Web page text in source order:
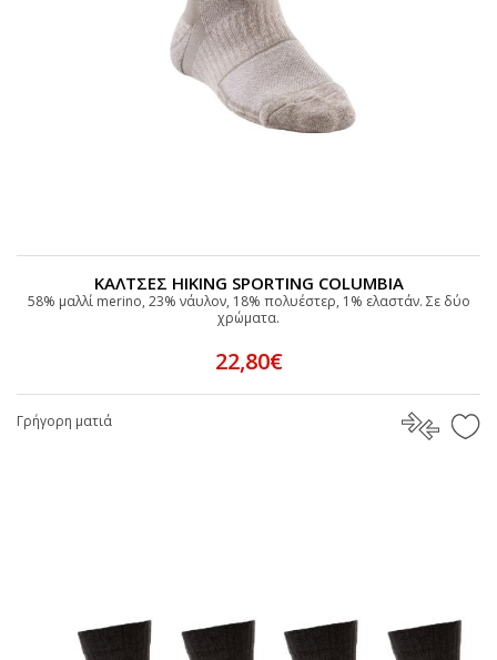
ΚΑΛΤΣΕΣ HIKING SPORTING COLUMBIA
58% μαλλί merino, 23% νάυλον, 18% πολυέστερ, 1% ελαστάν. Σε δύο
χρώματα.
22,80€
Γρήγορη ματιά